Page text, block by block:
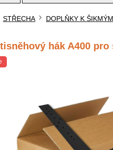
STŘECHA DOPLŇKY K
hák A400